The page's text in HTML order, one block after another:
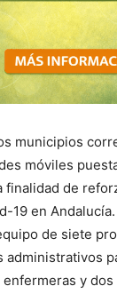
municipios
móviles
finalidad de
19 en
de siete
administrativos
y